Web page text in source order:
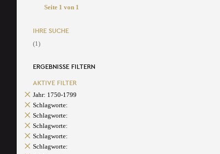
Seite 1 von 1
IHRE SUCHE
(1)
ERGEBNISSE FILTERN
AKTIVE FILTER
Jahr: 1750-1799
Schlagworte:
Schlagworte:
Schlagworte:
Schlagworte:
Schlagworte: